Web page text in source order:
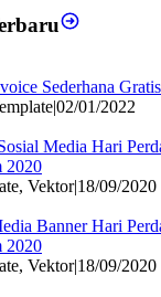
Sederhana
|02/01/2022
Media Hari
2020
Vektor|18/09/2020
Banner Hari
2020
Vektor|18/09/2020